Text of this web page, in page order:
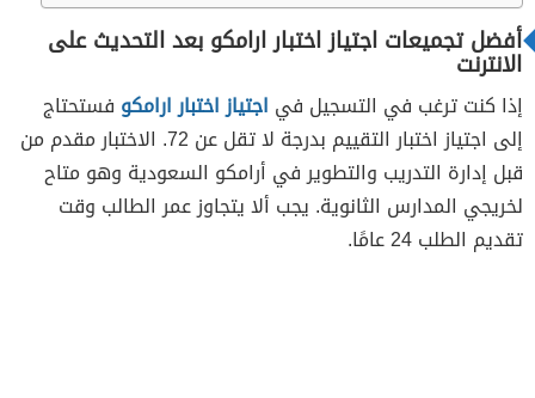
أفضل تجميعات اجتياز اختبار ارامكو بعد التحديث على
الانترنت
إذا كنت ترغب في التسجيل في اجتياز اختبار ارامكو فستحتاج
إلى اجتياز اختبار التقييم بدرجة لا تقل عن 72. الاختبار مقدم من
قبل إدارة التدريب والتطوير في أرامكو السعودية وهو متاح
لخريجي المدارس الثانوية. يجب ألا يتجاوز عمر الطالب وقت
تقديم الطلب 24 عامًا.